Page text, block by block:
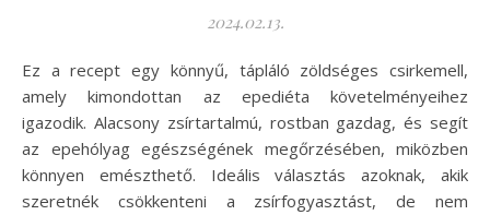
2024.02.13.
Ez a recept egy könnyű, tápláló zöldséges csirkemell,
amely kimondottan az epediéta követelményeihez
igazodik. Alacsony zsírtartalmú, rostban gazdag, és segít
az epehólyag egészségének megőrzésében, miközben
könnyen emészthető. Ideális választás azoknak, akik
szeretnék csökkenteni a zsírfogyasztást, de nem